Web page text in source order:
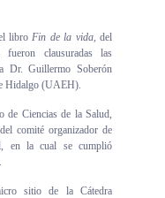
libroFin de la vida, del
fueron clausuradas las
Dr. Guillermo Soberón
Hidalgo (UAEH).
de Ciencias de la Salud,
comité organizador de
en la cual se cumplió
sitio de la Cátedra